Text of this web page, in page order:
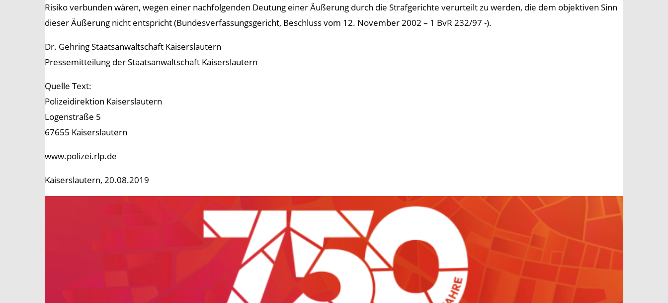
Risiko verbunden wären, wegen einer nachfolgenden Deutung einer Äußerung durch die Strafgerichte verurteilt zu werden, die dem objektiven Sinn
dieser Äußerung nicht entspricht (Bundesverfassungsgericht, Beschluss vom 12. November 2002 – 1 BvR 232/97 -).
Dr. Gehring Staatsanwaltschaft Kaiserslautern
Pressemitteilung der Staatsanwaltschaft Kaiserslautern
Quelle Text:
Polizeidirektion Kaiserslautern
Logenstraße 5
67655 Kaiserslautern
www.polizei.rlp.de
Kaiserslautern, 20.08.2019